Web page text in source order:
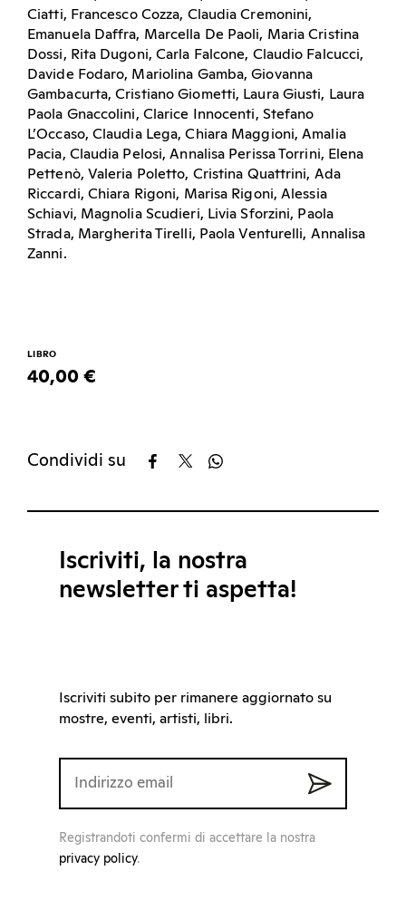
Ciatti, Francesco Cozza, Claudia Cremonini,
Emanuela Daffra, Marcella De Paoli, Maria Cristina
Dossi, Rita Dugoni, Carla Falcone, Claudio Falcucci,
Davide Fodaro, Mariolina Gamba, Giovanna
Gambacurta, Cristiano Giometti, Laura Giusti, Laura
Paola Gnaccolini, Clarice Innocenti, Stefano
L’Occaso, Claudia Lega, Chiara Maggioni, Amalia
Pacia, Claudia Pelosi, Annalisa Perissa Torrini, Elena
Pettenò, Valeria Poletto, Cristina Quattrini, Ada
Riccardi, Chiara Rigoni, Marisa Rigoni, Alessia
Schiavi, Magnolia Scudieri, Livia Sforzini, Paola
Strada, Margherita Tirelli, Paola Venturelli, Annalisa
Zanni.
LIBRO
40,00 €
Condividi su
Iscriviti, la nostra
newsletter ti aspetta!
Iscriviti subito per rimanere aggiornato su
mostre, eventi, artisti, libri.
Registrandoti confermi di accettare la nostra
privacy policy.